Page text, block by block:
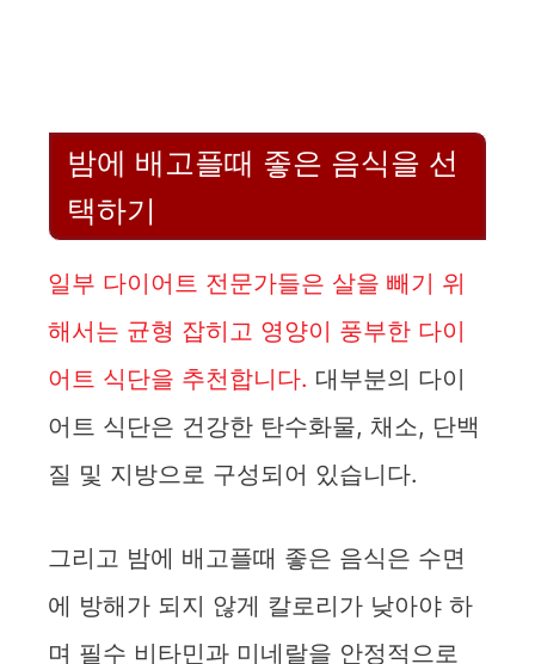
밤에 배고플때 좋은 음식을 선
택하기
일부 다이어트 전문가들은 살을 빼기 위
해서는 균형 잡히고 영양이 풍부한 다이
어트 식단을 추천합니다. 대부분의 다이
어트 식단은 건강한 탄수화물, 채소, 단백
질 및 지방으로 구성되어 있습니다.
그리고 밤에 배고플때 좋은 음식은 수면
에 방해가 되지 않게 칼로리가 낮아야 하
며 필수 비타민과 미네랄을 안정적으로